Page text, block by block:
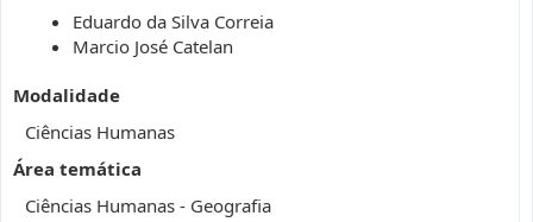
Eduardo da Silva Correia
Marcio José Catelan
Modalidade
Ciências Humanas
Área temática
Ciências Humanas - Geografia